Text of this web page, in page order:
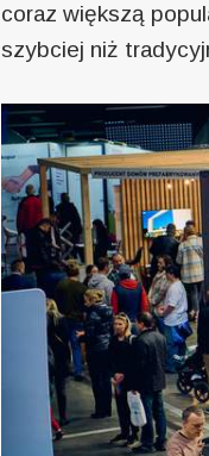
coraz większą
szybciej niż